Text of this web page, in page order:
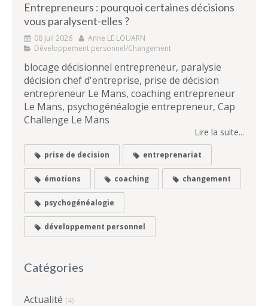
Entrepreneurs : pourquoi certaines décisions
vous paralysent-elles ?
08 Juil 2026
Anne LE LOUARN
Développement personnel/Changement
blocage décisionnel entrepreneur, paralysie
décision chef d'entreprise, prise de décision
entrepreneur Le Mans, coaching entrepreneur
Le Mans, psychogénéalogie entrepreneur, Cap
Challenge Le Mans
Lire la suite...
prise de decision entreprenariat
émotions coaching changement
psychogénéalogie
développement personnel
Catégories
Actualité (4)